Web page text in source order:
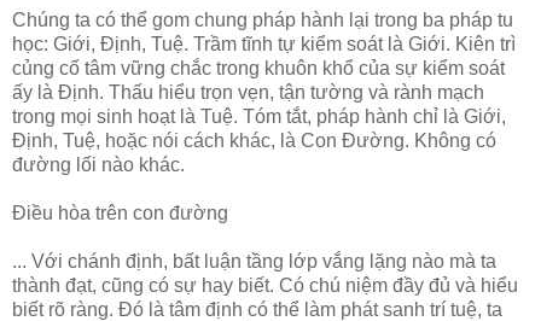
Chúng ta có thể gom chung pháp hành lại trong ba pháp tu
học: Giới, Định, Tuệ. Trầm tĩnh tự kiểm soát là Giới. Kiên trì
củng cố tâm vững chắc trong khuôn khổ của sự kiểm soát
ấy là Định. Thấu hiểu trọn vẹn, tận tường và rành mạch
trong mọi sinh hoạt là Tuệ. Tóm tắt, pháp hành chỉ là Giới,
Định, Tuệ, hoặc nói cách khác, là Con Đường. Không có
đường lối nào khác.
Điều hòa trên con đường
... Với chánh định, bất luận tầng lớp vắng lặng nào mà ta
thành đạt, cũng có sự hay biết. Có chú niệm đầy đủ và hiểu
biết rõ ràng. Đó là tâm định có thể làm phát sanh trí tuệ, ta